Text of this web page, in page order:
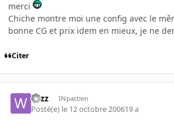
merci
Chiche montre moi une config avec le
bonne CG et prix idem en mieux, je ne
Citer
wizz INpactien
Posté(e) le 12 octobre 200619 a